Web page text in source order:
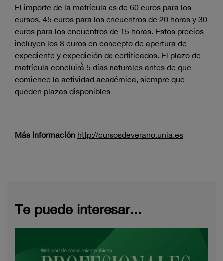
El importe de la matrícula es de 60 euros para los
cursos, 45 euros para los encuentros de 20 horas y 30
euros para los encuentros de 15 horas. Estos precios
incluyen los 8 euros en concepto de apertura de
expediente y expedición de certificados. El plazo de
matrícula concluirá́ 5 días naturales antes de que
comience la actividad académica, siempre que
queden plazas disponibles.
Más información http://cursosdeverano.unia.es
Te puede interesar...